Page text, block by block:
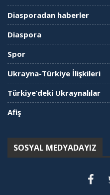
Diasporadan haberler
Diaspora
Spor
Ukrayna-Türkiye İlişkileri
Türkiye’deki Ukraynalılar
Afiş
SOSYAL MEDYADAYIZ